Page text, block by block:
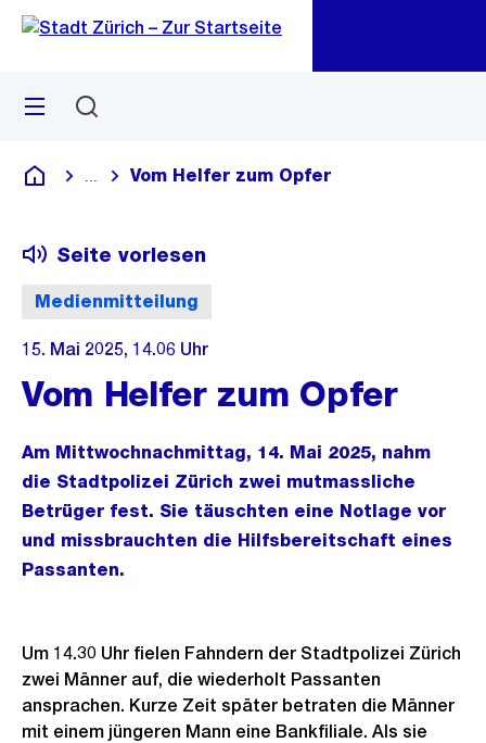
Navigation
Sprunglink
Menü
Deutsch
Blende alle Breadcrumbs ein
Vom Helfer zum Opfer
Medienmitteilung
Seite vorlesen
15. Mai 2025, 14.06 Uhr
Vom Helfer zum Opfer
Am Mittwochnachmittag, 14. Mai 2025, nahm
die Stadtpolizei Zürich zwei mutmassliche
Betrüger fest. Sie täuschten eine Notlage vor
und missbrauchten die Hilfsbereitschaft eines
Passanten.
Um 14.30 Uhr fielen Fahndern der Stadtpolizei Zürich
zwei Männer auf, die wiederholt Passanten
ansprachen. Kurze Zeit später betraten die Männer
mit einem jüngeren Mann eine Bankfiliale. Als sie